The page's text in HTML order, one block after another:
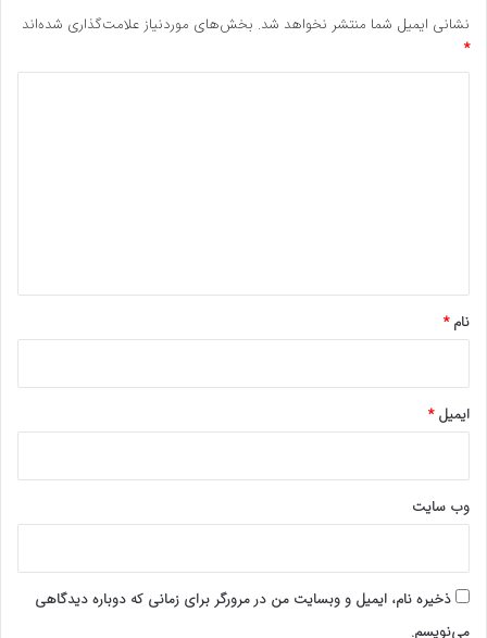
نشانی ایمیل شما منتشر نخواهد شد. بخش‌های موردنیاز علامت‌گذاری شده‌اند
*
نام*
ایمیل*
وب‌ سایت
ذخیره نام، ایمیل و وبسایت من در مرورگر برای زمانی که دوباره دیدگاهی
می‌نویسم.